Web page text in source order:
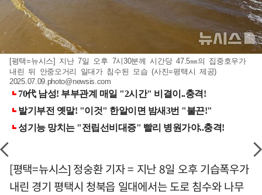
[평택=뉴시스] 지난 7일 오후 7시30분께 시간당 47.5㎜의 집중호우가
내린 뒤 안중오거리 일대가 침수된 모습 (사진=평택시 제공)
2025.07.09.photo@newsis.com
[평택=뉴시스] 정숭환 기자 = 지난 8일 오후 기습폭우가
내린 경기 평택시 청북읍 일대에서는 도로 침수와 나무